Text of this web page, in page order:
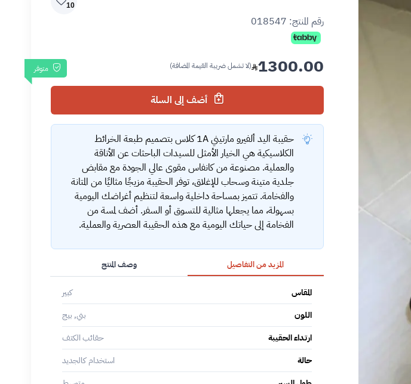
10
رقم المنتج: 018547
متوفر 1300.00 (لا تشمل ضريبة القيمة المضافة)
أضف إلى السلة
حقيبة اليد ألفيرو مارتيني 1A كلاس بتصميم طبعة الخرائط
الكلاسيكية هي الخيار الأمثل للسيدات الباحثات عن الأناقة
والعملية. مصنوعة من كانفاس مقوى عالي الجودة مع مقابض
جلدية متينة وسحاب للإغلاق، توفر الحقيبة مزيجًا مثاليًا من المتانة
والفخامة. تتميز بمساحة داخلية واسعة لتنظيم أغراضك اليومية
بسهولة، مما يجعلها مثالية للتسوق أو السفر. أضف لمسة من
الفخامة إلى حياتك اليومية مع هذه الحقيبة العصرية والعملية.
المزيد من التفاصيل
المقاس
كبير
اللون
بني, بيج
ارتداء الحقيبة
حقائب الكتف
حالة
استخدام كالجديد
وصف المنتج